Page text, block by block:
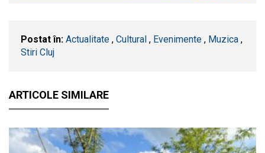
Postat în: Actualitate , Cultural , Evenimente , Muzica ,
Stiri Cluj
ARTICOLE SIMILARE